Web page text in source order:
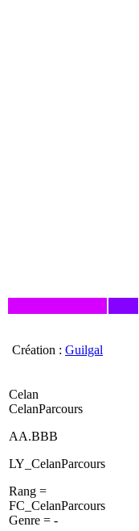
Création : Guilgal
Celan
CelanParcours
AA.BBB
LY_CelanParcours
Rang =
FC_CelanParcours
Genre = -